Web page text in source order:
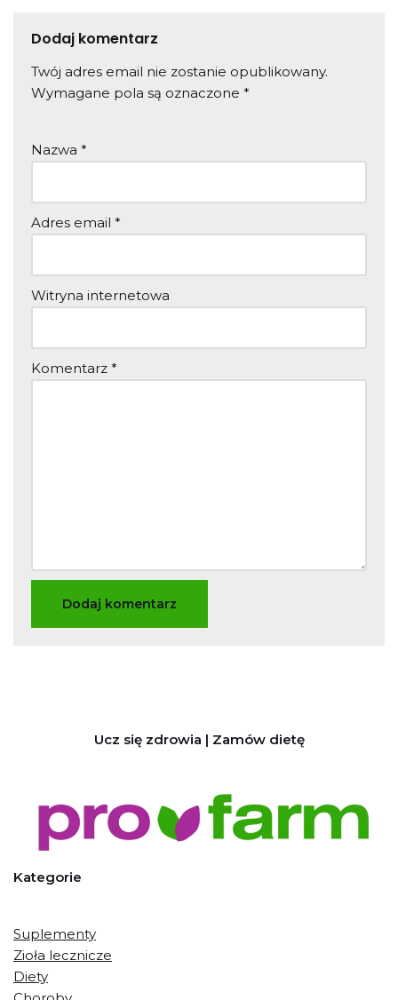
Dodaj komentarz
Twój adres email nie zostanie opublikowany.
Wymagane pola są oznaczone *
Nazwa *
Adres email *
Witryna internetowa
Komentarz *
Ucz się zdrowia | Zamów dietę
Kategorie
Suplementy
Zioła lecznicze
Diety